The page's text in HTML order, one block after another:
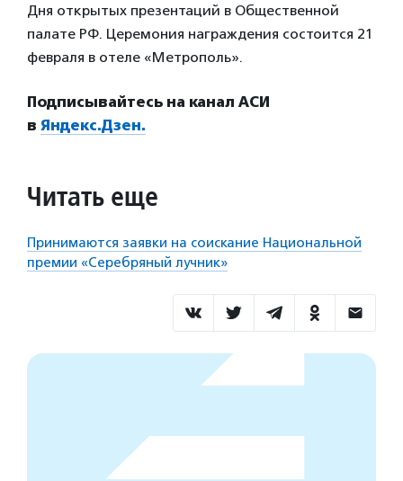
Дня открытых презентаций в Общественной
палате РФ. Церемония награждения состоится 21
февраля в отеле «Метрополь».
Подписывайтесь на канал АСИ
в Яндекс.Дзен.
Читать еще
Принимаются заявки на соискание Национальной
премии «Серебряный лучник»